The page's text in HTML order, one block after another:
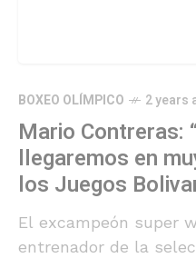
BOXEO OLÍMPICO 2 years
Mario Contreras:
llegaremos en
los Juegos
El excampeón super
entrenador de la